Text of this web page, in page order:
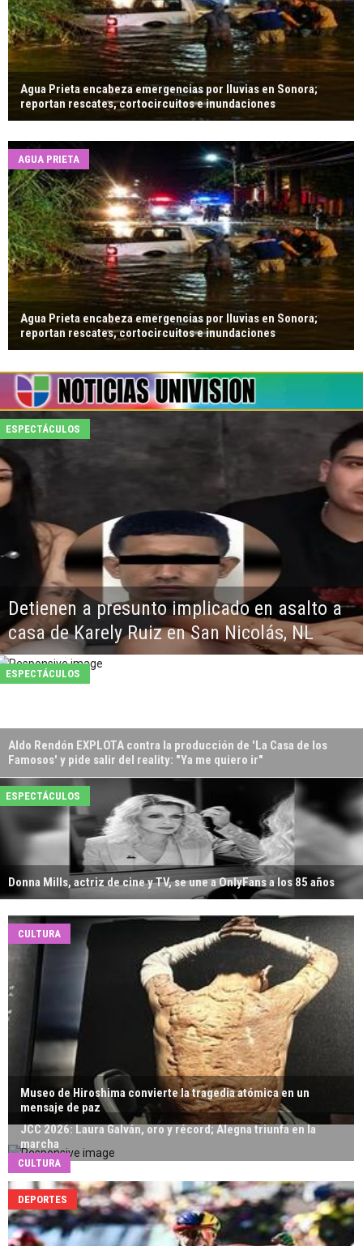
Agua Prieta encabeza emergencias por lluvias en Sonora;
reportan rescates, cortocircuitos e inundaciones
Agua Prieta encabeza emergencias por lluvias en Sonora;
reportan rescates, cortocircuitos e inundaciones
AGUA PRIETA
Detienen a presunto implicado en asalto a
casa de Karely Ruiz en San Nicolás, NL
ESPECTÁCULOS
Aldo Rendón EXPLOTA contra la producción de 'La Casa de los
Famosos' y pide salir del reality: "Ya me quiero ir"
ESPECTÁCULOS
Donna Mills, actriz de cine y TV, se une a OnlyFans a los 85 años
ESPECTÁCULOS
Museo de Hiroshima convierte la tragedia atómica en un
mensaje de paz
CULTURA
JCC 2026: Laura Galván, oro y récord; Alegna triunfa en la
marcha
CULTURA
DEPORTES